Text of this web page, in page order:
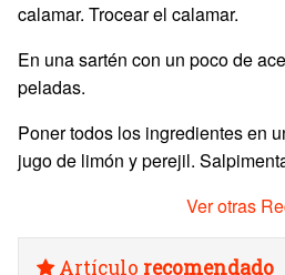
calamar. Trocear el calamar.
En una sartén con un poco de
peladas.
Poner todos los ingredientes en
jugo de limón y perejil.
Ver otras
Artículo recomendado